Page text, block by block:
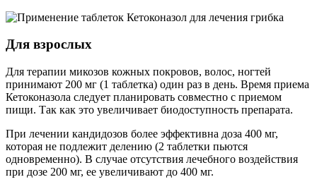
Для взрослых
Для терапии микозов кожных покровов, волос, ногтей
принимают 200 мг (1 таблетка) один раз в день. Время приема
Кетоконазола следует планировать совместно с приемом
пищи. Так как это увеличивает биодоступность препарата.
При лечении кандидозов более эффективна доза 400 мг,
которая не подлежит делению (2 таблетки пьются
одновременно). В случае отсутствия лечебного воздействия
при дозе 200 мг, ее увеличивают до 400 мг.